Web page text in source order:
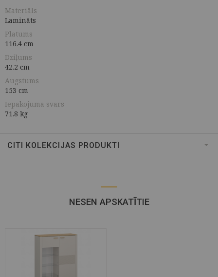
Materiāls
Lamināts
Platums
116.4 cm
Dziļums
42.2 cm
Augstums
153 cm
Iepakojuma svars
71.8 kg
CITI KOLEKCIJAS PRODUKTI
NESEN APSKATĪTIE